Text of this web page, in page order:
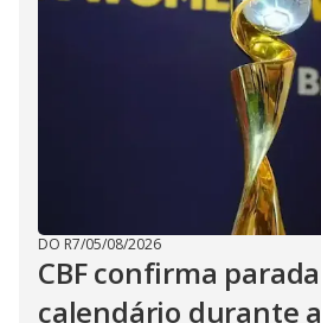
DO R7/05/08/2026
CBF confirma
calendário durante